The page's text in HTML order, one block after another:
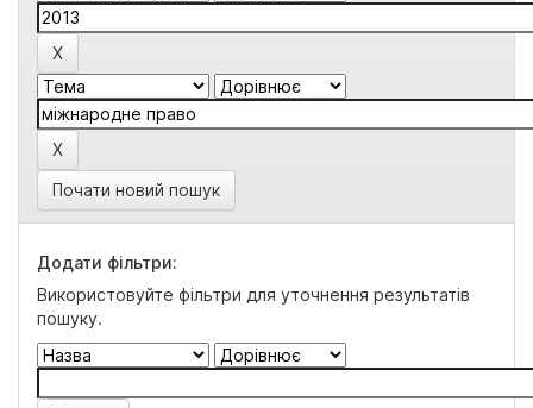
Почати новий пошук
Додати фільтри:
Використовуйте фільтри для уточнення результатів
пошуку.